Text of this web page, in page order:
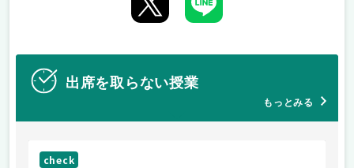
出席を取らない授業
もっとみる
check